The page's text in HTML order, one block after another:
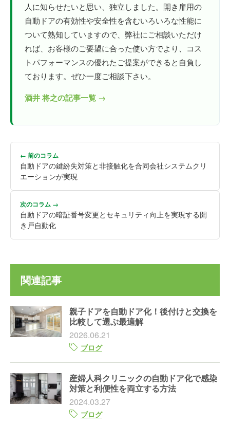
人に知らせたいと思い、独立しました。開き扉用の
自動ドアの有効性や安全性を含むいろいろな性能に
ついて熟知していますので、弊社にご相談いただけ
れば、お客様のご要望に合った使い方でより、コス
トパフォーマンスの優れたご提案ができると自負し
ております。ぜひ一度ご相談下さい。
酒井 将之の記事一覧 →
← 前のコラム
自動ドアの鍵紛失対策と非接触化を合同会社システムクリ
エーションが実現
次のコラム →
自動ドアの暗証番号変更とセキュリティ向上を実現する開
き戸自動化
関連記事
親子ドアを自動ドア化！後付けと交換を
比較して選ぶ最適解
2026.06.21
ブログ
産婦人科クリニックの自動ドア化で感染
対策と利便性を両立する方法
2024.03.27
ブログ